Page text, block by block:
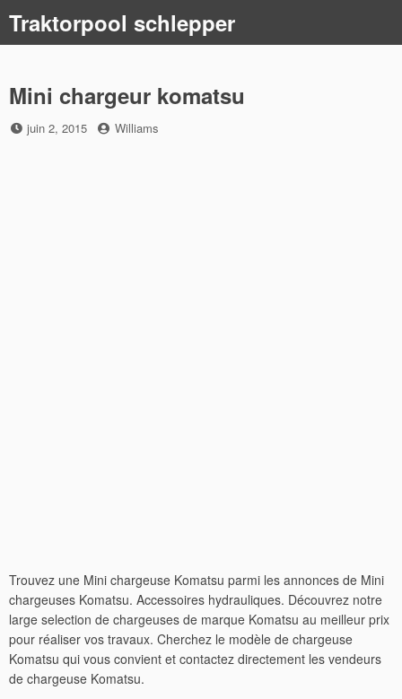
content
Traktorpool schlepper
Mini chargeur komatsu
Posted
juin 2, 2015 by
Williams
Trouvez une Mini chargeuse Komatsu parmi les annonces de Mini
chargeuses Komatsu. Accessoires hydrauliques. Découvrez notre
large selection de chargeuses de marque Komatsu au meilleur prix
pour réaliser vos travaux. Cherchez le modèle de chargeuse
Komatsu qui vous convient et contactez directement les vendeurs
de chargeuse Komatsu.